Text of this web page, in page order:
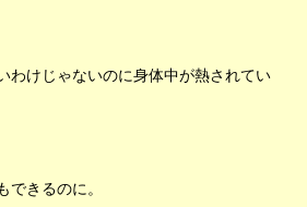
わけじゃないのに身体中が熱されてい
できるのに。